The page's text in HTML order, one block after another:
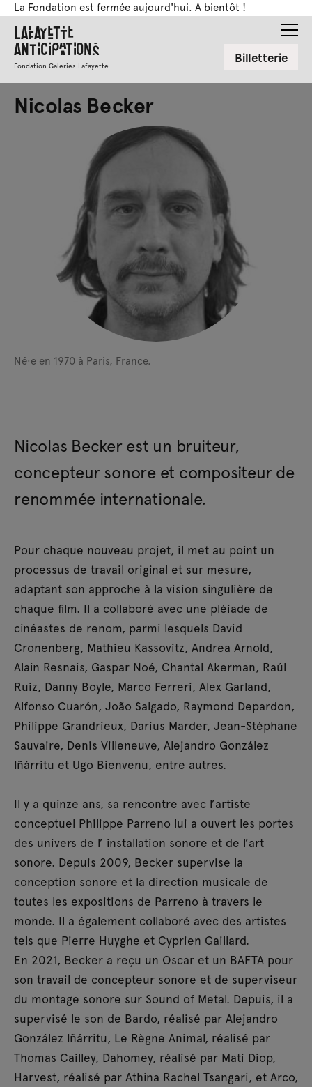
La Fondation est fermée aujourd'hui. A bientôt !
Lafayette
Anticipations
Fondation Galeries Lafayette Billetterie
Nicolas Becker
Né·e en 1970 à Paris, France.
Nicolas Becker est un bruiteur,
concepteur sonore et compositeur de
renommée internationale.
Pour chaque nouveau projet, il met au point un
processus de travail original et sur mesure,
adaptant son approche à la vision singulière de
chaque film. Il a collaboré avec une pléiade de
cinéastes de renom, parmi lesquels David
Cronenberg, Mathieu Kassovitz, Andrea Arnold,
Alain Resnais, Gaspar Noé, Chantal Akerman, Raúl
Ruiz, Danny Boyle, Marco Ferreri, Alex Garland,
Alfonso Cuarón, João Salgado, Raymond Depardon,
Philippe Grandrieux, Darius Marder, Jean-Stéphane
Sauvaire, Denis Villeneuve, Alejandro González
Iñárritu et Ugo Bienvenu, entre autres.
Il y a quinze ans, sa rencontre avec l’artiste
conceptuel Philippe Parreno lui a ouvert les portes
des univers de l’ installation sonore et de l’art
sonore. Depuis 2009, Becker supervise la
conception sonore et la direction musicale de
toutes les expositions de Parreno à travers le
monde. Il a également collaboré avec des artistes
tels que Pierre Huyghe et Cyprien Gaillard.
En 2021, Becker a reçu un Oscar et un BAFTA pour
son travail de concepteur sonore et de superviseur
du montage sonore sur Sound of Metal. Depuis, il a
supervisé le son de Bardo, réalisé par Alejandro
González Iñárritu, Le Règne Animal, réalisé par
Thomas Cailley, Dahomey, réalisé par Mati Diop,
Harvest, réalisé par Athina Rachel Tsangari, et Arco,